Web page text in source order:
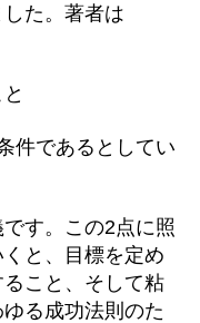
た。著者は
件であるとしてい
す。この2点に照
と、目標を定め
こと、そして粘
る成功法則のた